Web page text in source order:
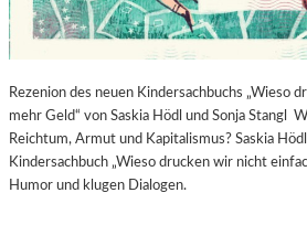
Rezenion des neuen Kindersachbuchs „Wieso
mehr Geld“ von Saskia Hödl und Sonja Stangl
Reichtum, Armut und Kapitalismus? Saskia
Kindersachbuch „Wieso drucken wir nicht
Humor und klugen Dialogen.